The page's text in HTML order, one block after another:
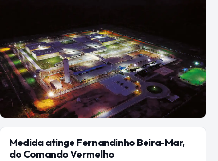
Medida atinge Fernandinho Beira-Mar,
do Comando Vermelho